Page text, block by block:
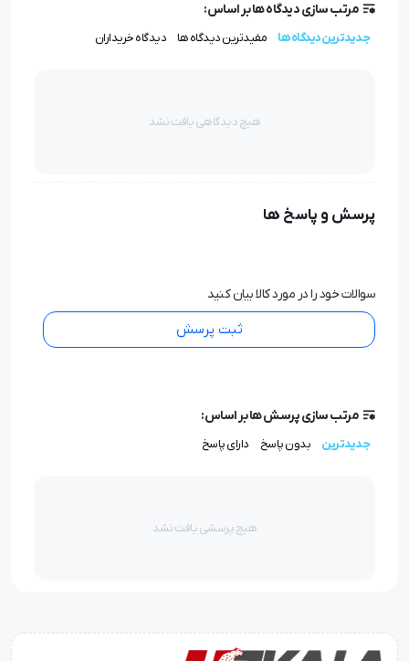
مرتب سازی دیدگاه ها بر اساس:
جدیدترین دیدگاه ها مفیدترین دیدگاه ها دیدگاه خریداران
هیچ دیدگاهی یافت نشد
پرسش و پاسخ ها
سوالات خود را در مورد کالا بیان کنید
ثبت پرسش
مرتب سازی پرسش ها بر اساس:
جدیدترین بدون پاسخ دارای پاسخ
هیچ پرسشی یافت نشد